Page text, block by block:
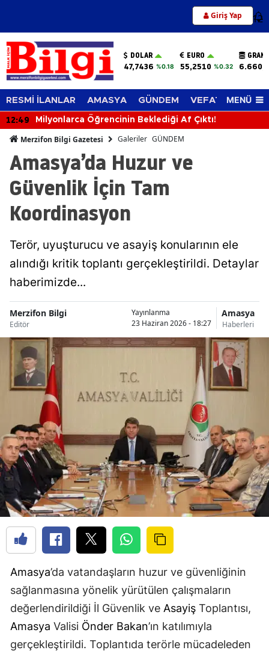
Giriş Yap 12
DOLAR
47,7436 %0.18
EURO
55,2510 %0.32
RESMİ İLANLAR AMASYA GÜNDEM VEFAT EDENLER
MENÜ
12:49 Milyonlarca Öğrencinin Beklediği Af Çıktı!
Merzifon Bilgi Gazetesi Galeriler GÜNDEM
Amasya’da Huzur ve
Güvenlik İçin Tam
Koordinasyon
Terör, uyuşturucu ve asayiş konularının ele
alındığı kritik toplantı gerçekleştirildi. Detaylar
haberimizde...
Merzifon Bilgi
Editör
Yayınlanma
23 Haziran 2026 - 18:27
Amasya
Haberleri
Amasya’da vatandaşların huzur ve güvenliğinin
sağlanmasına yönelik yürütülen çalışmaların
değerlendirildiği İl Güvenlik ve Asayiş Toplantısı,
Amasya Valisi Önder Bakan’ın katılımıyla
gerçekleştirildi. Toplantıda terörle mücadeleden